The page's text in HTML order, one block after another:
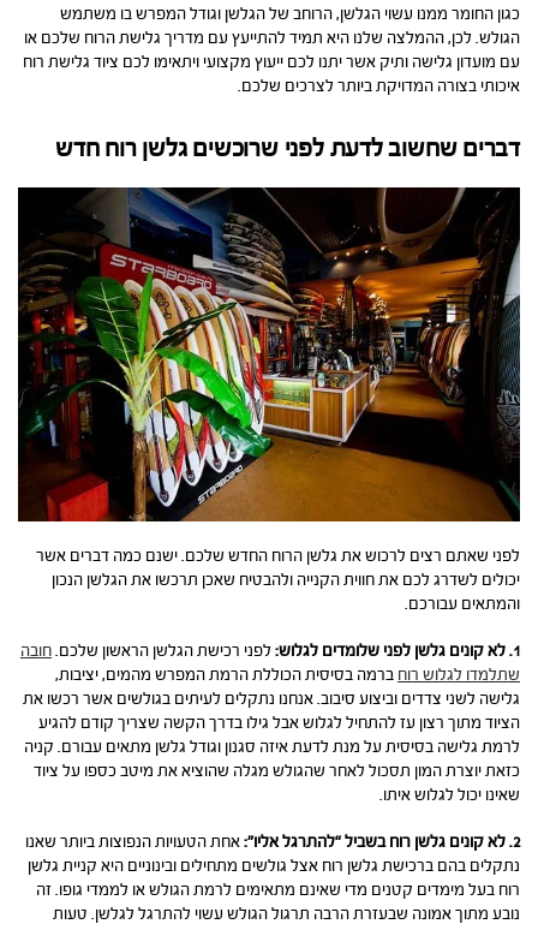
כגון החומר ממנו עשוי הגלשן, הרוחב של הגלשן וגודל המפרש בו משתמש
הגולש. לכן, ההמלצה שלנו היא תמיד להתייעץ עם מדריך גלישת הרוח שלכם או
עם מועדון גלישה ותיק אשר יתנו לכם ייעוץ מקצועי ויתאימו לכם ציוד גלישת רוח
איכותי בצורה המדויקת ביותר לצרכים שלכם.
דברים שחשוב לדעת לפני שרוכשים גלשן רוח חדש
לפני שאתם רצים לרכוש את גלשן הרוח החדש שלכם. ישנם כמה דברים אשר
יכולים לשדרג לכם את חווית הקנייה ולהבטיח שאכן תרכשו את הגלשן הנכון
והמתאים עבורכם.
1. לא קונים גלשן לפני שלומדים לגלוש: לפני רכישת הגלשן הראשון שלכם. חובה
שתלמדו לגלוש רוח ברמה בסיסית הכוללת הרמת המפרש מהמים, יציבות,
גלישה לשני צדדים וביצוע סיבוב. אנחנו נתקלים לעיתים בגולשים אשר רכשו את
הציוד מתוך רצון עז להתחיל לגלוש אבל גילו בדרך הקשה שצריך קודם להגיע
לרמת גלישה בסיסית על מנת לדעת איזה סגנון וגודל גלשן מתאים עבורם. קניה
כזאת יוצרת המון תסכול לאחר שהגולש מגלה שהוציא את מיטב כספו על ציוד
שאינו יכול לגלוש איתו.
2. לא קונים גלשן רוח בשביל “להתרגל אליו”:
אחת הטעויות הנפוצות ביותר שאנו
נתקלים בהם ברכישת גלשן רוח אצל גולשים מתחילים ובינוניים היא קניית גלשן
רוח בעל מימדים קטנים מדי שאינם מתאימים לרמת הגולש או לממדי גופו. זה
נובע מתוך אמונה שבעזרת הרבה תרגול הגולש עשוי להתרגל לגלשן. טעות